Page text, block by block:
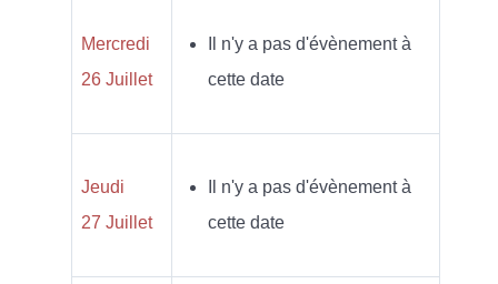
Mercredi
26 Juillet
Il n'y a pas d'évènement à
cette date
Jeudi
27 Juillet
Il n'y a pas d'évènement à
cette date